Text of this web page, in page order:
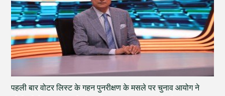
पहली बार वोटर लिस्ट के गहन पुनरीक्षण के मसले पर चुनाव आयोग ने